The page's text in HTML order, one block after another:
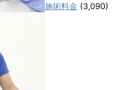
施術料金 (3,090)